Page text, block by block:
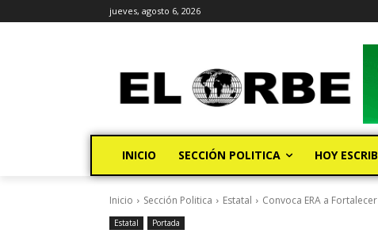
jueves, agosto 6, 2026
INICIO SECCIÓN POLITICA HOY
Inicio Sección Politica Estatal Convoca ERA a
Estatal Portada